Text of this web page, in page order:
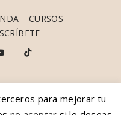
CURSOS
para mejorar tu